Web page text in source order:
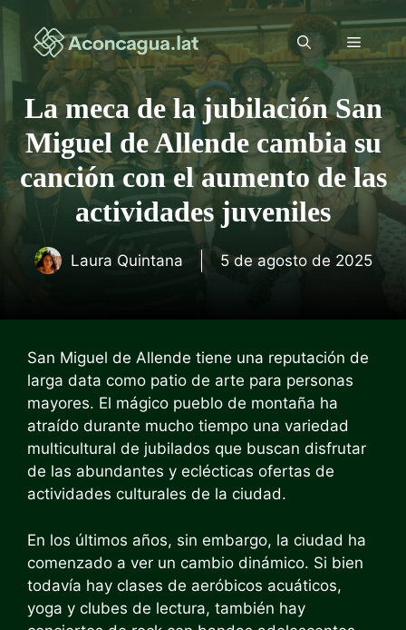
Saltar
contenido
Menú
La meca de la jubilación San
Miguel de Allende cambia su
canción con el aumento de las
actividades juveniles
Laura Quintana 5 de agosto de 2025
San Miguel de Allende tiene una reputación de
larga data como patio de arte para personas
mayores. El mágico pueblo de montaña ha
atraído durante mucho tiempo una variedad
multicultural de jubilados que buscan disfrutar
de las abundantes y eclécticas ofertas de
actividades culturales de la ciudad.
En los últimos años, sin embargo, la ciudad ha
comenzado a ver un cambio dinámico. Si bien
todavía hay clases de aeróbicos acuáticos,
yoga y clubes de lectura, también hay